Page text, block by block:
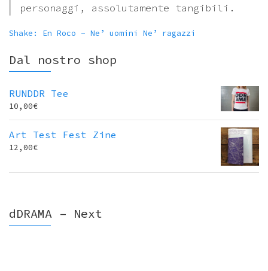
personaggi, assolutamente tangibili.
Shake: En Roco – Ne’ uomini Ne’ ragazzi
Dal nostro shop
RUNDDR Tee
10,00€
Art Test Fest Zine
12,00€
dDRAMA – Next